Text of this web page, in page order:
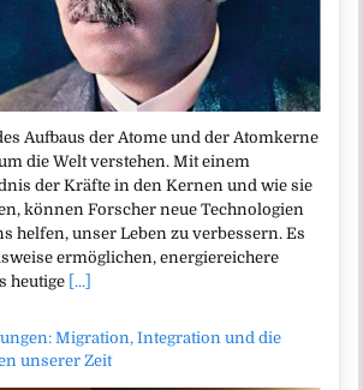
Aufbaus der Atome und der Atomkerne
die Welt verstehen. Mit einem
der Kräfte in den Kernen und wie sie
können Forscher neue Technologien
helfen, unser Leben zu verbessern. Es
ermöglichen, energiereichere
heutige [...]
Migration, Integration und die
unserer Zeit